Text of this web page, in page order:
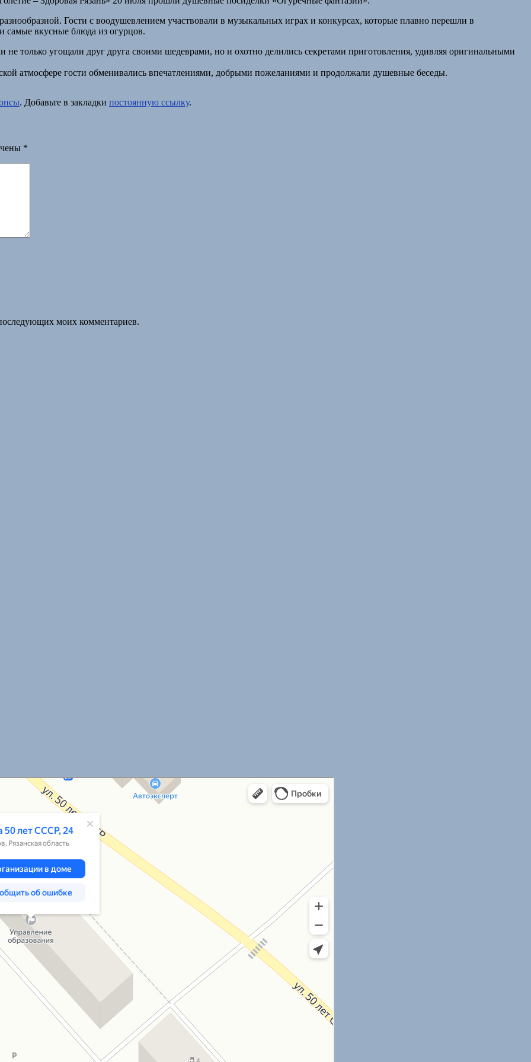
Гости с воодушевлением участвовали в музыкальных играх и конкурсах, которые плавно перешли в
самые вкусные блюда из огурцов.
не только угощали друг друга своими шедеврами, но и охотно делились секретами приготовления, удивляя оригинальными
атмосфере гости обменивались впечатлениями, добрыми пожеланиями и продолжали душевные беседы.
. Добавьте в закладки постоянную ссылку.
*
моих комментариев.